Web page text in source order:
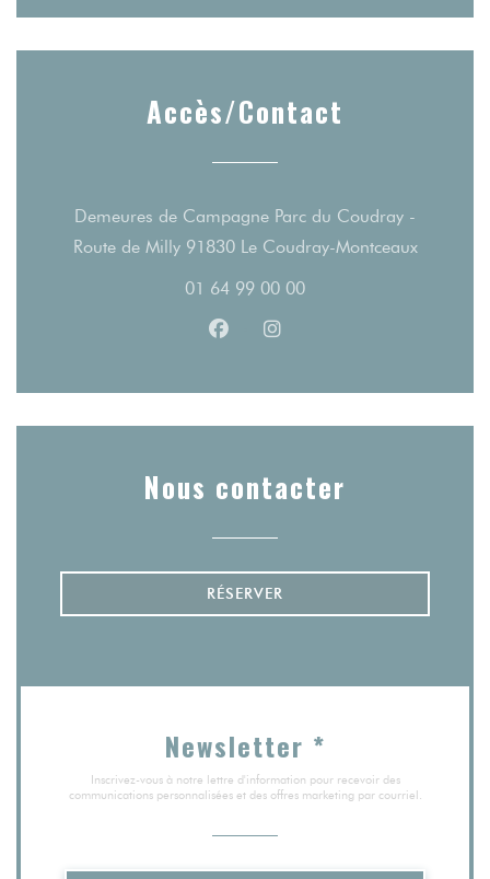
Accès/Contact
Demeures de Campagne Parc du Coudray -
Route de Milly 91830 Le Coudray-Montceaux((ouvre
01 64 99 00 00
Facebook ((ouvre une nouvelle
Instagram ((ouvre une
Nous contacter
RÉSERVER
Newsletter *
Inscrivez-vous à notre lettre d'information pour recevoir des
communications personnalisées et des offres marketing par courriel.